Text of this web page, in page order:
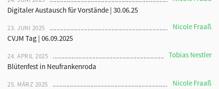
Digitaler Austausch für Vorstände | 30.06.25
23. JUNI 2025
Nicole Fraaß
CVJM Tag | 06.09.2025
24. APRIL 2025
Tobias Nestler
Blütenfest in Neufrankenroda
25. MÄRZ 2025
Nicole Fraaß